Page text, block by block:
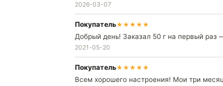
2026-03-07
Покупатель★ ★ ★ ★ ★
Добрый день! Заказал 50 г на первый раз
2021-05-20
Покупатель★ ★ ★ ★ ★
Всем хорошего настроения! Мои три